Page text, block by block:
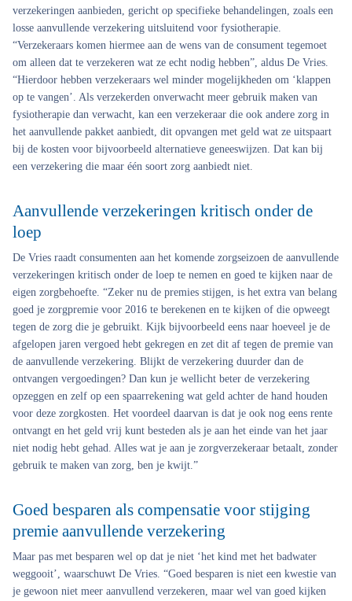
verzekeringen aanbieden, gericht op specifieke behandelingen, zoals een
losse aanvullende verzekering uitsluitend voor fysiotherapie.
“Verzekeraars komen hiermee aan de wens van de consument tegemoet
om alleen dat te verzekeren wat ze echt nodig hebben”, aldus De Vries.
“Hierdoor hebben verzekeraars wel minder mogelijkheden om ‘klappen
op te vangen’. Als verzekerden onverwacht meer gebruik maken van
fysiotherapie dan verwacht, kan een verzekeraar die ook andere zorg in
het aanvullende pakket aanbiedt, dit opvangen met geld wat ze uitspaart
bij de kosten voor bijvoorbeeld alternatieve geneeswijzen. Dat kan bij
een verzekering die maar één soort zorg aanbiedt niet.
Aanvullende verzekeringen kritisch onder de
loep
De Vries raadt consumenten aan het komende zorgseizoen de aanvullende
verzekeringen kritisch onder de loep te nemen en goed te kijken naar de
eigen zorgbehoefte. “Zeker nu de premies stijgen, is het extra van belang
goed je zorgpremie voor 2016 te berekenen en te kijken of die opweegt
tegen de zorg die je gebruikt. Kijk bijvoorbeeld eens naar hoeveel je de
afgelopen jaren vergoed hebt gekregen en zet dit af tegen de premie van
de aanvullende verzekering. Blijkt de verzekering duurder dan de
ontvangen vergoedingen? Dan kun je wellicht beter de verzekering
opzeggen en zelf op een spaarrekening wat geld achter de hand houden
voor deze zorgkosten. Het voordeel daarvan is dat je ook nog eens rente
ontvangt en het geld vrij kunt besteden als je aan het einde van het jaar
niet nodig hebt gehad. Alles wat je aan je zorgverzekeraar betaalt, zonder
gebruik te maken van zorg, ben je kwijt.”
Goed besparen als compensatie voor stijging
premie aanvullende verzekering
Maar pas met besparen wel op dat je niet ‘het kind met het badwater
weggooit’, waarschuwt De Vries. “Goed besparen is niet een kwestie van
je gewoon niet meer aanvullend verzekeren, maar wel van goed kijken